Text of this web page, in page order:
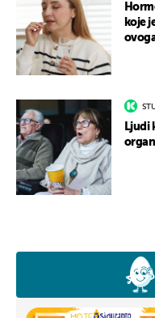
koje
Ljudi